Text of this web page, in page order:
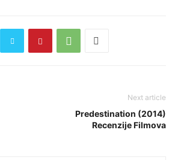
Next article
Predestination (2014)
Recenzije Filmova